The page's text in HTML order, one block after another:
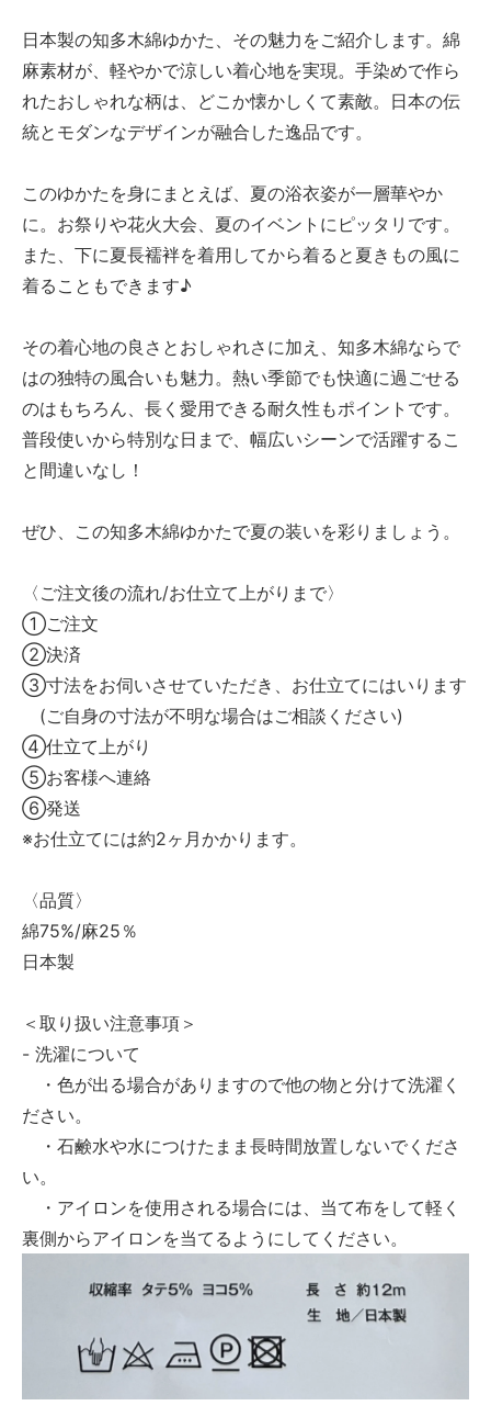
日本製の知多木綿ゆかた、その魅力をご紹介します。綿
麻素材が、軽やかで涼しい着心地を実現。手染めで作ら
れたおしゃれな柄は、どこか懐かしくて素敵。日本の伝
統とモダンなデザインが融合した逸品です。
このゆかたを身にまとえば、夏の浴衣姿が一層華やか
に。お祭りや花火大会、夏のイベントにピッタリです。
また、下に夏長襦袢を着用してから着ると夏きもの風に
着ることもできます♪
その着心地の良さとおしゃれさに加え、知多木綿ならで
はの独特の風合いも魅力。熱い季節でも快適に過ごせる
のはもちろん、長く愛用できる耐久性もポイントです。
普段使いから特別な日まで、幅広いシーンで活躍するこ
と間違いなし！
ぜひ、この知多木綿ゆかたで夏の装いを彩りましょう。
〈ご注文後の流れ/お仕立て上がりまで〉
➀ご注文
②決済
③寸法をお伺いさせていただき、お仕立てにはいります
(ご自身の寸法が不明な場合はご相談ください)
④仕立て上がり
⑤お客様へ連絡
⑥発送
※お仕立てには約2ヶ月かかります。
〈品質〉
綿75%/麻25％
日本製
＜取り扱い注意事項＞
- 洗濯について
・色が出る場合がありますので他の物と分けて洗濯く
ださい。
・石鹸水や水につけたまま長時間放置しないでくださ
い。
・アイロンを使用される場合には、当て布をして軽く
裏側からアイロンを当てるようにしてください。